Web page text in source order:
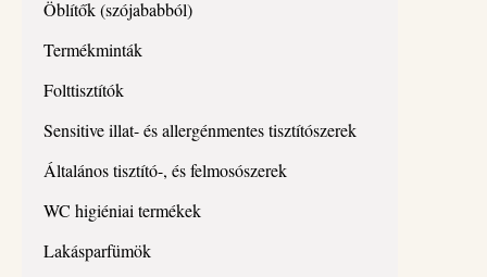
Öblítők (szójababból)
Termékminták
Folttisztítók
Sensitive illat- és allergénmentes tisztítószerek
Általános tisztító-, és felmosószerek
WC higiéniai termékek
Lakásparfümök